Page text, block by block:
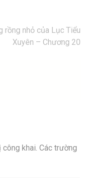
rồng nhỏ của Lục Tiểu
Xuyên – Chương 20
khai. Các trường